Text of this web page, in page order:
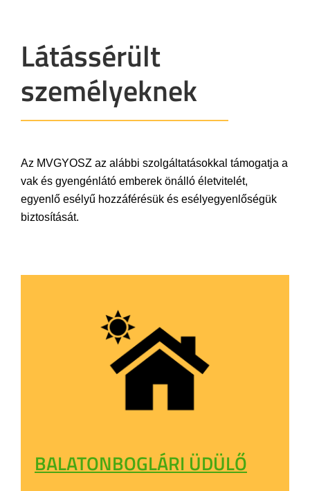
Látássérült
személyeknek
Az MVGYOSZ az alábbi szolgáltatásokkal támogatja a
vak és gyengénlátó emberek önálló életvitelét,
egyenlő esélyű hozzáférésük és esélyegyenlőségük
biztosítását.
BALATONBOGLÁRI ÜDÜLŐ